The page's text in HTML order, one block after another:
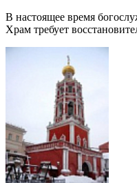
В настоящее время
Храм требует